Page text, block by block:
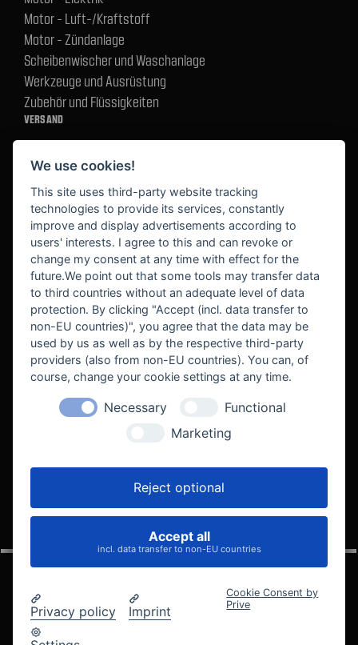
Motor - Luft-/Kraftstoff
Motor - Zündanlage
Scheibenwischer und Waschanlage
Werkzeuge und Ausrüstung
Zubehör und Flüssigkeiten
VERSAND
BEKANNT AUS
VELOCITY AUTOMOTIVE
© 2005 - 2026 Velocity Automotive
We use cookies!
This site uses third-party website tracking
technologies to provide its services, constantly
improve and display advertisements according to
users' interests. I agree to this and can revoke or
change my consent at any time with effect for the
future.We point out that some tools may transfer data
to third countries without an adequate level of data
protection. By clicking "Accept (incl. data transfer to
non-EU countries)", you agree that the data may be
used by us as well as by the respective third-party
providers (also from non-EU countries). You can, of
course, change your cookie settings at any time.
Necessary
Functional
Marketing
Reject optional
Accept all
incl. data transfer to non-EU countries
Privacy policy Imprint
Cookie Consent by
Prive